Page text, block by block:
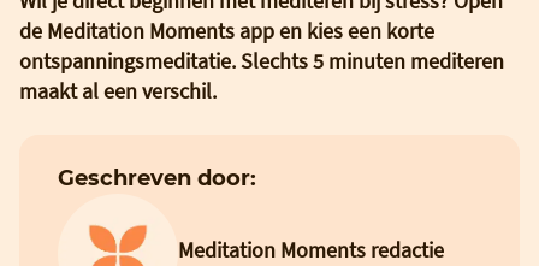
de Meditation Moments app en kies een korte
ontspanningsmeditatie. Slechts 5 minuten mediteren
maakt al een verschil.
Geschreven door:
Meditation Moments redactie